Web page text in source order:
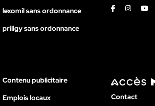
lexomil sans ordonnance
priligy sans ordonnance
FacebookInstagram
Contenu publicitaire
Emplois locaux
Contact